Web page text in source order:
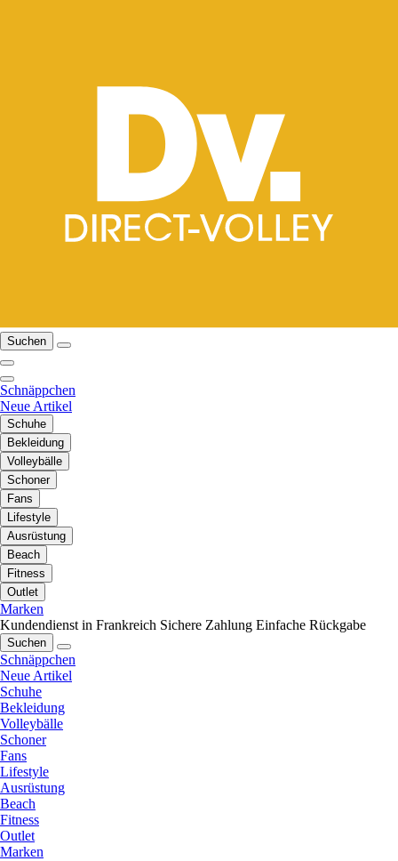
Suchen
Schnäppchen
Neue Artikel
Schuhe
Bekleidung
Volleybälle
Schoner
Fans
Lifestyle
Ausrüstung
Beach
Fitness
Outlet
Marken
Kundendienst in Frankreich Sichere Zahlung Einfache Rückgabe
Suchen
Schnäppchen
Neue Artikel
Schuhe
Bekleidung
Volleybälle
Schoner
Fans
Lifestyle
Ausrüstung
Beach
Fitness
Outlet
Marken